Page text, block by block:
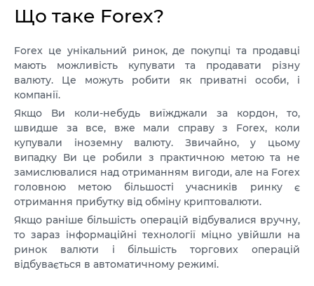
VPS АШБЕРН
VPS ЕСТОНІЯ
VPS АВСТРАЛІЯ
VPS СІНГАПУР
VPS ІТАЛІЯ
VPS ІСПАНІЯ
VPS НІДЕРЛАНДИ
VPS НІМЕЧЧИНА >
VPS ФРАНКФУРТ
ГОНКОНГ
10 GBPS VPS
ВИСОКОПРОДУКТИВНИЙ VPS
СЛУЖБА ПІДТРИМКИ
КОЛОКЕЙШН
VPS TELEGRAM-БОТ
Що таке Forex?
Forex це унікальний ринок, де покупці та продавці
мають можливість купувати та продавати різну
валюту. Це можуть робити як приватні особи, і
компанії.
Якщо Ви коли-небудь виїжджали за кордон, то,
швидше за все, вже мали справу з Forex, коли
купували іноземну валюту. Звичайно, у цьому
випадку Ви це робили з практичною метою та не
замислювалися над отриманням вигоди, але на Forex
головною метою більшості учасників ринку є
отримання прибутку від обміну криптовалюти.
Якщо раніше більшість операцій відбувалися вручну,
то зараз інформаційні технології міцно увійшли на
ринок валюти і більшість торгових операцій
відбувається в автоматичному режимі.